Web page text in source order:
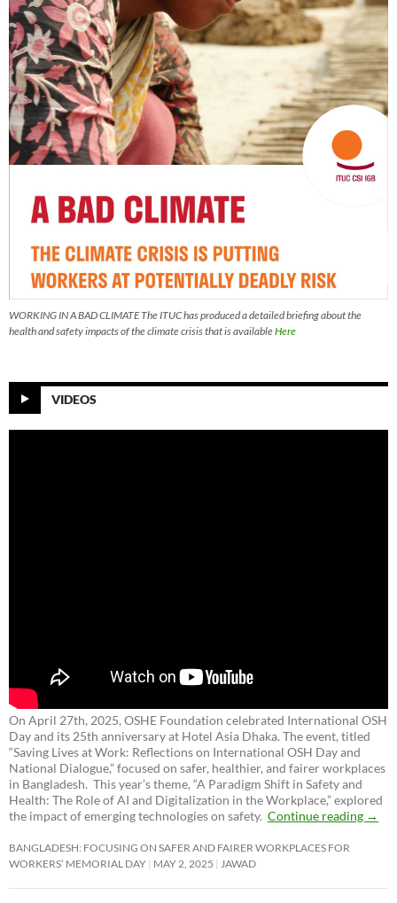
WORKING IN A BAD CLIMATE The ITUC has produced a detailed briefing about the
health and safety impacts of the climate crisis that is availableHere
VIDEOS
On April 27th, 2025, OSHE Foundation celebrated International OSH
Day and its 25th anniversary at Hotel Asia Dhaka. The event, titled
“Saving Lives at Work: Reflections on International OSH Day and
National Dialogue,”focused on safer, healthier, and fairer workplaces
in Bangladesh. This year’s theme, “A Paradigm Shift in Safety and
Health: The Role of AI and Digitalization in the Workplace,” explored
the impact of emerging technologies on safety. Continue reading →
BANGLADESH: FOCUSING ON SAFER AND FAIRER WORKPLACES FOR
WORKERS’ MEMORIAL DAY MAY 2, 2025 JAWAD